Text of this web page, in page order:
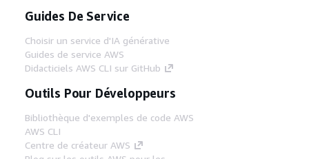
Guides De Service
Choisir un service d'IA générative
Guides de service AWS
Didacticiels AWS CLI sur GitHub
Outils Pour Développeurs
Bibliothèque d'exemples de code AWS
AWS CLI
Centre de créateur AWS